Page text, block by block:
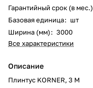
Гарантийный срок (в мес.)
Базовая единица: шт
Ширина (мм): 3000
Все характеристики
Описание
Плинтус KORNER, 3 М